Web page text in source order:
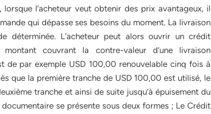
l’acheteur veut obtenir des prix avantageux, il
qui dépasse ses besoins du moment. La livraison
déterminée. L’acheteur peut alors ouvrir un crédit
couvrant la contre-valeur d’une livraison
de par exemple USD 100,00 renouvelable cinq fois à
que la première tranche de USD 100,00 est utilisé, le
tranche et ainsi de suite jusqu’à épuisement du
se présente sous deux formes ; Le Crédit